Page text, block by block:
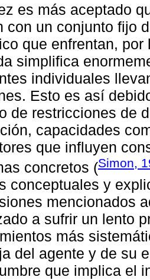
es más aceptado
con un conjunto fijo
que enfrentan,
simplifica
individuales
Esto es así
de restricciones de
capacidades
que influyen
concretos (Simon,
conceptuales y
mencionados
a sufrir un lento
más
del agente y de su
que implica el